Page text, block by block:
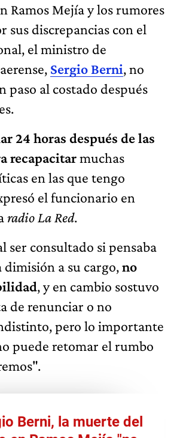
Ramos Mejía y los rumores
sus discrepancias con el
el ministro de
Sergio Berni, no
paso al costado después
24 horas después de las
recapacitarmuchas
en las que tengo
el funcionario en
radio La Red.
ser consultado si pensaba
dimisión a su cargo,no
, y en cambio sostuvo
de renunciar o no
pero lo importante
puede retomar el rumbo
Berni, la muerte del